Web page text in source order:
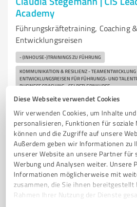
Diese Webseite verwendet Cookies
Wir verwenden Cookies, um Inhalte
personalisieren, Funktionen für soziale
können und die Zugriffe auf unsere
Außerdem geben wir Informationen zu
unserer Website an unsere Partner für
Werbung und Analysen weiter. Unsere
Informationen möglicherweise mit
zusammen, die Sie ihnen bereitgestellt
Rahmen Ihrer Nutzung der Dienste
Academy
Führungskräftetraining, Coaching &
Entwicklungsreisen
- (INHOUSE-)TRAININGS ZU FÜHRUNG
KOMMUNIKATION & RESILIENZ - TEAMENTWICKLUNG
ENTWICKLUNGSREISEN FÜR FÜHRUNGS- UND
BUSINESS COACHING - SELBSTLERNKURSE
Severinusstraße 90, 50354
Tel. +49 15150319005
stegemann@cis-leadership.academy
www.cis-leadership.academy
4 Bewertungen
von 5 veröffentlicht